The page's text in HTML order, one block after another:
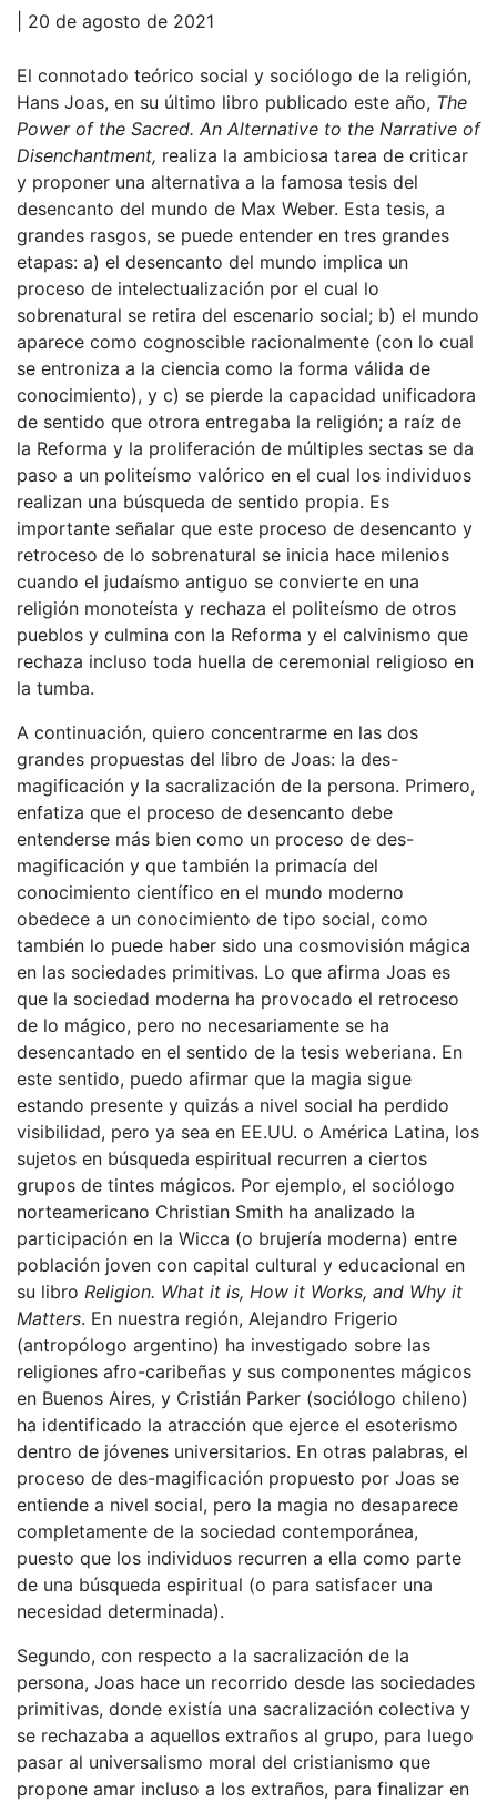
| 20 de agosto de 2021
El connotado teórico social y sociólogo de la religión,
Hans Joas, en su último libro publicado este año, The
Power of the Sacred. An Alternative to the Narrative of
Disenchantment, realiza la ambiciosa tarea de criticar
y proponer una alternativa a la famosa tesis del
desencanto del mundo de Max Weber. Esta tesis, a
grandes rasgos, se puede entender en tres grandes
etapas: a) el desencanto del mundo implica un
proceso de intelectualización por el cual lo
sobrenatural se retira del escenario social; b) el mundo
aparece como cognoscible racionalmente (con lo cual
se entroniza a la ciencia como la forma válida de
conocimiento), y c) se pierde la capacidad unificadora
de sentido que otrora entregaba la religión; a raíz de
la Reforma y la proliferación de múltiples sectas se da
paso a un politeísmo valórico en el cual los individuos
realizan una búsqueda de sentido propia. Es
importante señalar que este proceso de desencanto y
retroceso de lo sobrenatural se inicia hace milenios
cuando el judaísmo antiguo se convierte en una
religión monoteísta y rechaza el politeísmo de otros
pueblos y culmina con la Reforma y el calvinismo que
rechaza incluso toda huella de ceremonial religioso en
la tumba.
A continuación, quiero concentrarme en las dos
grandes propuestas del libro de Joas: la des-
magificación y la sacralización de la persona. Primero,
enfatiza que el proceso de desencanto debe
entenderse más bien como un proceso de des-
magificación y que también la primacía del
conocimiento científico en el mundo moderno
obedece a un conocimiento de tipo social, como
también lo puede haber sido una cosmovisión mágica
en las sociedades primitivas. Lo que afirma Joas es
que la sociedad moderna ha provocado el retroceso
de lo mágico, pero no necesariamente se ha
desencantado en el sentido de la tesis weberiana. En
este sentido, puedo afirmar que la magia sigue
estando presente y quizás a nivel social ha perdido
visibilidad, pero ya sea en EE.UU. o América Latina, los
sujetos en búsqueda espiritual recurren a ciertos
grupos de tintes mágicos. Por ejemplo, el sociólogo
norteamericano Christian Smith ha analizado la
participación en la Wicca (o brujería moderna) entre
población joven con capital cultural y educacional en
su libro Religion. What it is, How it Works, and Why it
Matters. En nuestra región, Alejandro Frigerio
(antropólogo argentino) ha investigado sobre las
religiones afro-caribeñas y sus componentes mágicos
en Buenos Aires, y Cristián Parker (sociólogo chileno)
ha identificado la atracción que ejerce el esoterismo
dentro de jóvenes universitarios. En otras palabras, el
proceso de des-magificación propuesto por Joas se
entiende a nivel social, pero la magia no desaparece
completamente de la sociedad contemporánea,
puesto que los individuos recurren a ella como parte
de una búsqueda espiritual (o para satisfacer una
necesidad determinada).
Segundo, con respecto a la sacralización de la
persona, Joas hace un recorrido desde las sociedades
primitivas, donde existía una sacralización colectiva y
se rechazaba a aquellos extraños al grupo, para luego
pasar al universalismo moral del cristianismo que
propone amar incluso a los extraños, para finalizar en